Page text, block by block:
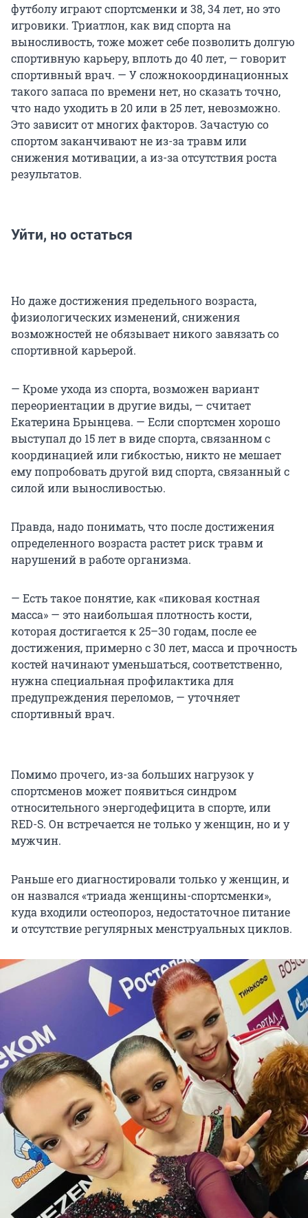
футболу играют спортсменки и 38, 34 лет, но это
игровики. Триатлон, как вид спорта на
выносливость, тоже может себе позволить долгую
спортивную карьеру, вплоть до 40 лет, — говорит
спортивный врач. — У сложнокоординационных
такого запаса по времени нет, но сказать точно,
что надо уходить в 20 или в 25 лет, невозможно.
Это зависит от многих факторов. Зачастую со
спортом заканчивают не из-за травм или
снижения мотивации, а из-за отсутствия роста
результатов.
Уйти, но остаться
Но даже достижения предельного возраста,
физиологических изменений, снижения
возможностей не обязывает никого завязать со
спортивной карьерой.
— Кроме ухода из спорта, возможен вариант
переориентации в другие виды, — считает
Екатерина Брынцева. — Если спортсмен хорошо
выступал до 15 лет в виде спорта, связанном с
координацией или гибкостью, никто не мешает
ему попробовать другой вид спорта, связанный с
силой или выносливостью.
Правда, надо понимать, что после достижения
определенного возраста растет риск травм и
нарушений в работе организма.
— Есть такое понятие, как «пиковая костная
масса» — это наибольшая плотность кости,
которая достигается к 25–30 годам, после ее
достижения, примерно с 30 лет, масса и прочность
костей начинают уменьшаться, соответственно,
нужна специальная профилактика для
предупреждения переломов, — уточняет
спортивный врач.
Помимо прочего, из-за больших нагрузок у
спортсменов может появиться синдром
относительного энергодефицита в спорте, или
RED-S. Он встречается не только у женщин, но и у
мужчин.
Раньше его диагностировали только у женщин, и
он назвался «триада женщины-спортсменки»,
куда входили остеопороз, недостаточное питание
и отсутствие регулярных менструальных циклов.